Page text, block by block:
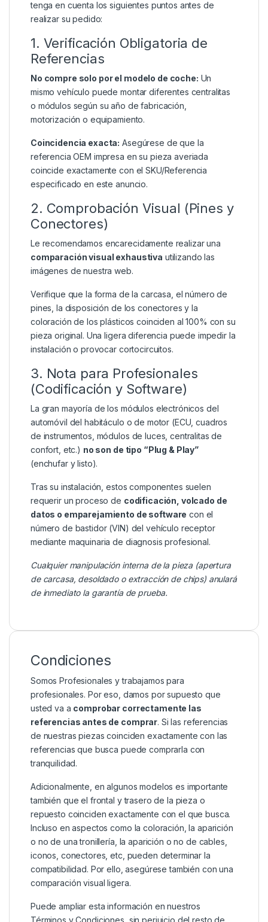
tenga en cuenta los siguientes puntos antes de
realizar su pedido:
1. Verificación Obligatoria de
Referencias
No compre solo por el modelo de coche: Un
mismo vehículo puede montar diferentes centralitas
o módulos según su año de fabricación,
motorización o equipamiento.
Coincidencia exacta: Asegúrese de que la
referencia OEM impresa en su pieza averiada
coincide exactamente con el SKU/Referencia
especificado en este anuncio.
2. Comprobación Visual (Pines y
Conectores)
Le recomendamos encarecidamente realizar una
comparación visual exhaustiva utilizando las
imágenes de nuestra web.
Verifique que la forma de la carcasa, el número de
pines, la disposición de los conectores y la
coloración de los plásticos coinciden al 100% con su
pieza original. Una ligera diferencia puede impedir la
instalación o provocar cortocircuitos.
3. Nota para Profesionales
(Codificación y Software)
La gran mayoría de los módulos electrónicos del
automóvil del habitáculo o de motor (ECU, cuadros
de instrumentos, módulos de luces, centralitas de
confort, etc.) no son de tipo “Plug & Play”
(enchufar y listo).
Tras su instalación, estos componentes suelen
requerir un proceso de codificación, volcado de
datos o emparejamiento de software con el
número de bastidor (VIN) del vehículo receptor
mediante maquinaria de diagnosis profesional.
Cualquier manipulación interna de la pieza (apertura
de carcasa, desoldado o extracción de chips) anulará
de inmediato la garantía de prueba.
Condiciones
Somos Profesionales y trabajamos para
profesionales. Por eso, damos por supuesto que
usted va a comprobar correctamente las
referencias antes de comprar. Si las referencias
de nuestras piezas coinciden exactamente con las
referencias que busca puede comprarla con
tranquilidad.
Adicionalmente, en algunos modelos es importante
también que el frontal y trasero de la pieza o
repuesto coinciden exactamente con el que busca.
Incluso en aspectos como la coloración, la aparición
o no de una tronillería, la aparición o no de cables,
iconos, conectores, etc, pueden determinar la
compatibilidad. Por ello, asegúrese también con una
comparación visual ligera.
Puede ampliar esta información en nuestros